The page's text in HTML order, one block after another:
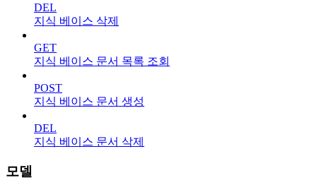
DEL
지식 베이스 삭제
GET
지식 베이스 문서 목록 조회
POST
지식 베이스 문서 생성
DEL
지식 베이스 문서 삭제
모델